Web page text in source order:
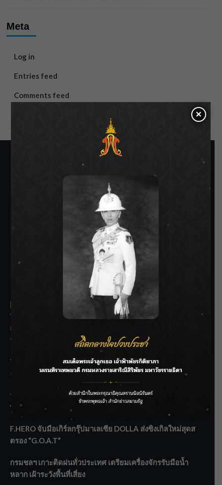
Meta
Log in
Entries feed
Comments feed
SIAMRATH VARIETY
THE BEST ENTERTAINMENT
Recent Posts
กรมชลฯ รับฟังประชาชน ติดตามแก้ปัญหาโครงการประตู
ระบายน้ำศรีสองรักฯ
‘แมน การิน’ แชร์ความเชื่อชวนคิด! “อยากกินอะไรหลังจาก
ลาโลกนี้ ให้ใส่บาตรสิ่งนั้นไว้ตอนยังมีชีวิต”
ราชเลขานุการในพระองค์ฯ ติดตามโครงการหุบกะพง–ห้วย
ทรายใต้ เสริมความมั่นคงน้ำเพชรบุรี
F.HERO จับมือเกิร์ลกรุ๊ปมาเลเซีย DOLLA ส่งซิงเกิลใหม่สุดส
ตรอง “G.O.A.T”
กรมชลฯ เกาะติดฝนทั่วประเทศ เตรียมเครื่องจักรรับมือน้ำ
หลาก เฝ้าระวังพื้นที่เสี่ยง
×